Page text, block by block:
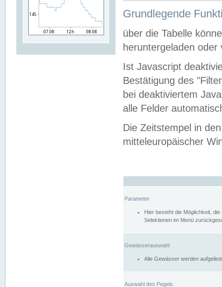
Grundlegende
über die Tabelle
heruntergeladen oder
Ist Javascript
Bestätigung des
bei deaktiviertem
alle Felder
Die Zeitstempel in
mitteleuropäischer
Parameter
Hier besteht die Möglichkeit,
Selektionen im Menü
Gewässerauswahl
Alle Gewässer werden
Auswahl des Pegels